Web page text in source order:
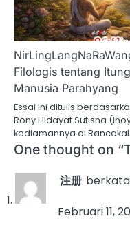
Filologis tentang
Manusia Parahyang
Essai ini ditulis
Rony Hidayat Sutisna
kediamannya di
One thought on “
注册
Februari 11,